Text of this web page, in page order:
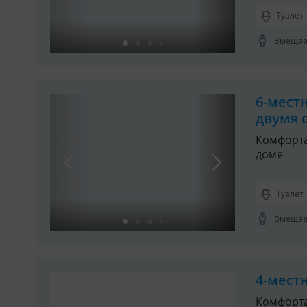
Туалет
6-
двумя
доме
Туалет
4-